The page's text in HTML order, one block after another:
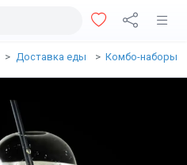
Доставка еды Комбо-наборы